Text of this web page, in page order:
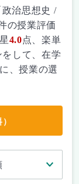
政治思想史 /
の授業評価
4.0点、楽単
して、在学
、授業の選